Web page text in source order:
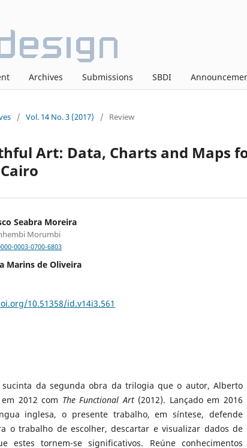
Archives Submissions SBDI
/ Vol. 14 No. 3 (2017) / Review
Art: Data, Charts and Maps
Seabra Moreira
Morumbi
0003-0700-6803
Marins de Oliveira
10.51358/id.v14i3.561
sucinta da segunda obra da trilogia que o autor, Alberto
2012 com The Functional Art(2012). Lançado em 2016
inglesa, o presente trabalho, em síntese, defende
o trabalho de escolher, descartar e visualizar dados de
estes tornem-se significativos. Reúne conhecimentos